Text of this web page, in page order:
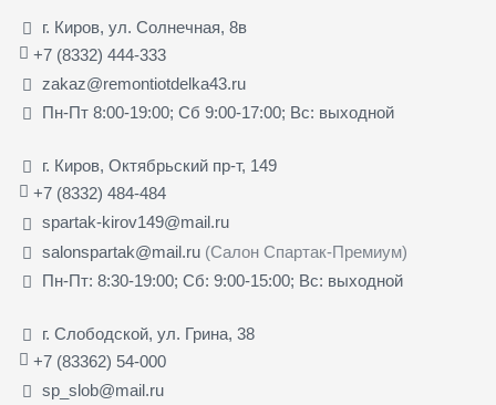
г. Киров, ул. Солнечная, 8в
+7 (8332) 444-333
zakaz@remontiotdelka43.ru
Пн-Пт 8:00-19:00; Сб 9:00-17:00; Вс: выходной
г. Киров, Октябрьский пр-т, 149
+7 (8332) 484-484
spartak-kirov149@mail.ru
salonspartak@mail.ru (Салон Спартак-Премиум)
Пн-Пт: 8:30-19:00; Сб: 9:00-15:00; Вс: выходной
г. Слободской, ул. Грина, 38
+7 (83362) 54-000
sp_slob@mail.ru